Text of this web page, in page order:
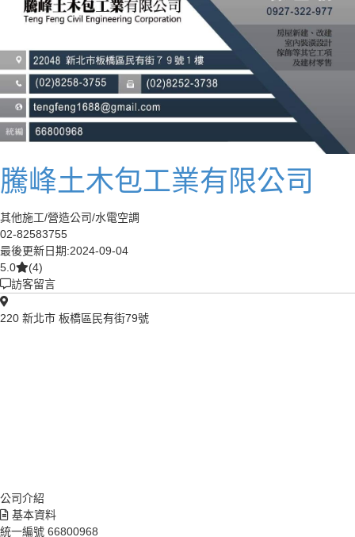
騰峰土木包工業有限公司
其他施工/營造公司/水電空調
02-82583755
最後更新日期:2024-09-04
5.0
(4)
訪客留言
220 新北市 板橋區民有街79號
公司介紹
基本資料
統一編號 66800968